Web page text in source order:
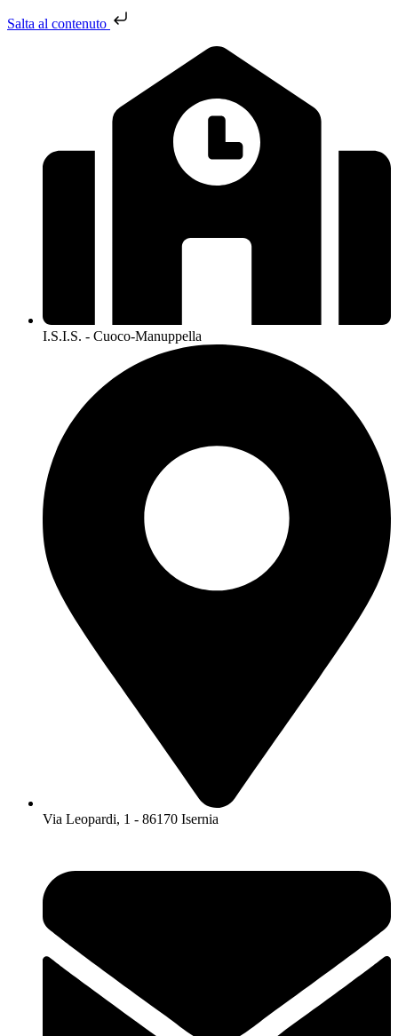
Salta al contenuto
I.S.I.S. - Cuoco-Manuppella
Via Leopardi, 1 - 86170 Isernia